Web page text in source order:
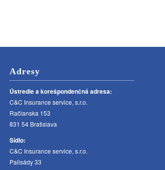
Adresy
Ústredie a korešpondenčná adresa:
C&C Insurance service, s.r.o.
Račianska 153
831 54 Bratislava
Sídlo:
C&C Insurance service, s.r.o.
Palisády 33